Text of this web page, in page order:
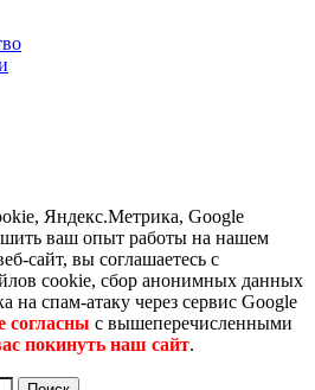
Яндекс.Метрика, Google
ваш опыт работы на нашем
сайт, вы соглашаетесь с
cookie, сбор анонимных данных
на спам-атаку через сервис Google
согласны с вышеперечисленными
покинуть наш сайт.